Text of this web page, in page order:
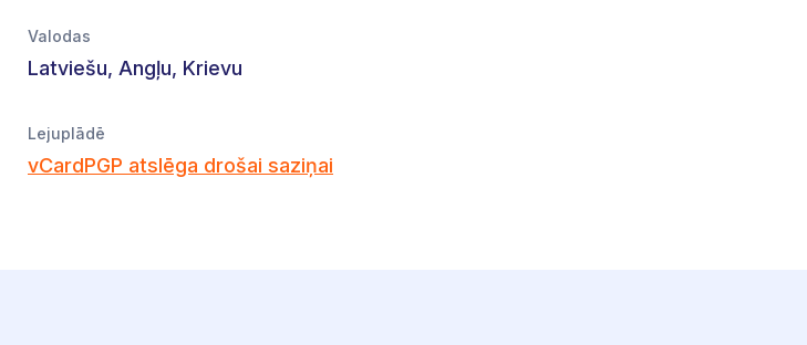
Valodas
Latviešu, Angļu, Krievu
Lejuplādē
vCardPGP atslēga drošai saziņai